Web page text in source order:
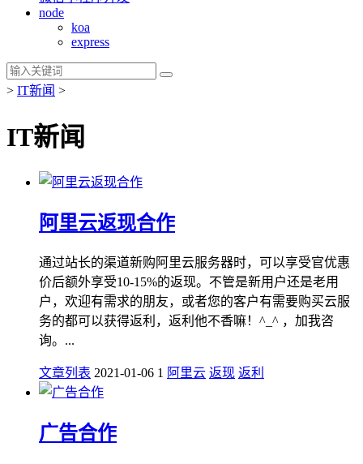
node
koa
express
> IT新闻 >
IT新闻
阿里云返现合作
通过站长的渠道新购阿里云服务器时，可以享受官优惠
价后额外享受10-15%的返现。不管是新用户还是老用
户，欢迎有需求的朋友，或者您的客户有需要购买云服
务的都可以获得返利，返利他不香嘛！^_^ ，加我咨
询。...
文章列表 2021-01-06 1 阿里云 返现 返利
广告合作